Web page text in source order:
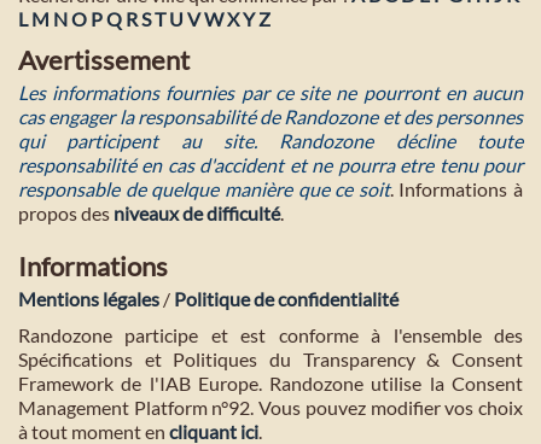
L M NO PQ RST U VWXYZ
Avertissement
Les informations fournies par ce site ne pourront en aucun
cas engager la responsabilité de Randozone et des personnes
qui participent au site. Randozone décline toute
responsabilité en cas d'accident et ne pourra etre tenu pour
responsable de quelque manière que ce soit. Informations à
propos des niveaux de difficulté.
Informations
Mentions légales / Politique de confidentialité
Randozone participe et est conforme à l'ensemble des
Spécifications et Politiques du Transparency & Consent
Framework de l'IAB Europe. Randozone utilise la Consent
Management Platform n°92. Vous pouvez modifier vos choix
à tout moment en cliquant ici.